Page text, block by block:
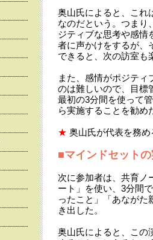
奥山氏によると、これ
なのだという。つまり
ジティブな思考や感情
者に声かけをするが、
できると、次の訪室も
また、感情がポジテ
のは難しいので、目標
最初の3分間を使って
ら実施することを勧め
★ 奥山氏が代表を務め
■マインドセット
次に参加者は、共育ノ
ート」を使い、3分間
ったこと」「あながた
き出した。
奥山氏によると、この